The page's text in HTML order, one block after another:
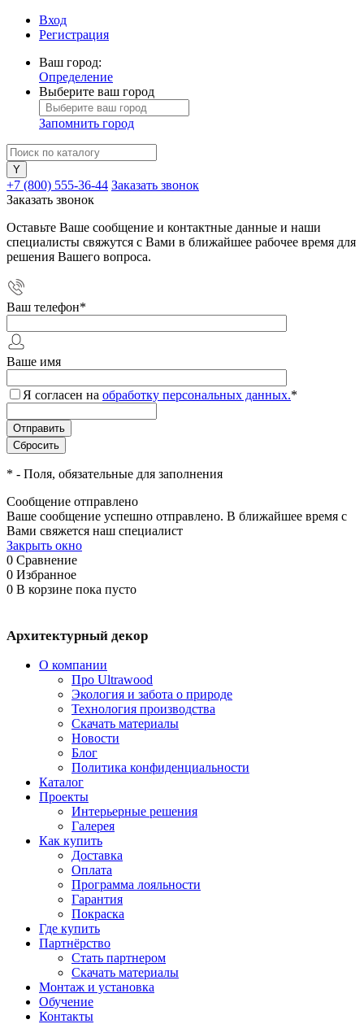
Вход
Регистрация
Ваш город:
Определение
Выберите ваш город
Запомнить город
+7 (800) 555-36-44 Заказать звонок
Заказать звонок
Оставьте Ваше сообщение и контактные данные и наши
специалисты свяжутся с Вами в ближайшее рабочее время для
решения Вашего вопроса.
Ваш телефон*
Ваше имя
Я согласен на обработку персональных данных.*
* - Поля, обязательные для заполнения
Сообщение отправлено
Ваше сообщение успешно отправлено. В ближайшее время с
Вами свяжется наш специалист
Закрыть окно
0 Сравнение
0 Избранное
0 В корзине пока пусто
Архитектурный декор
О компании
Про Ultrawood
Экология и забота о природе
Технология производства
Скачать материалы
Новости
Блог
Политика конфиденциальности
Каталог
Проекты
Интерьерные решения
Галерея
Как купить
Доставка
Оплата
Программа лояльности
Гарантия
Покраска
Где купить
Партнёрство
Стать партнером
Скачать материалы
Монтаж и установка
Обучение
Контакты